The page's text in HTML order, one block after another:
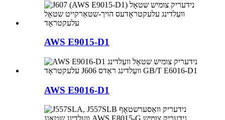
AWS E9015-D1
AWS E9016-D1